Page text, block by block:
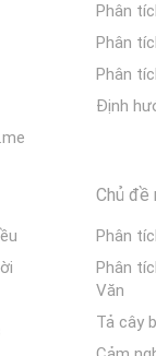
Phân
Phân
Phân
Định
Chủ đề
Phân
Phân
Văn
Tả cây